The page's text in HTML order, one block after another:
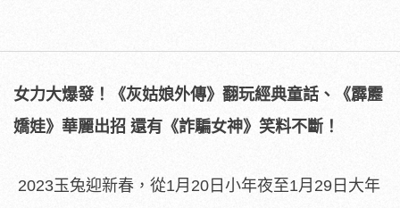
女力大爆發！《灰姑娘外傳》 翻玩經典童話、《霹靂
嬌娃》華麗出招 還有《詐騙女神》笑料不斷！
2023玉兔迎新春，從1月20日小年夜至1月29日大年